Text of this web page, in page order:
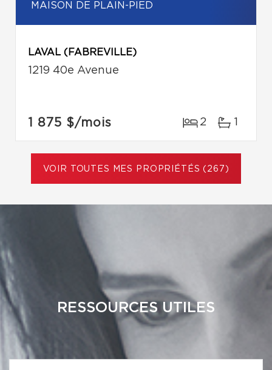
MAISON DE PLAIN-PIED
LAVAL (FABREVILLE)
1219 40e Avenue
1 875 $/mois 2 1
VOIR TOUTES MES PROPRIÉTÉS (267)
RESSOURCES UTILES